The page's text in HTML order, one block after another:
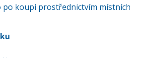
po koupi prostřednictvím místních